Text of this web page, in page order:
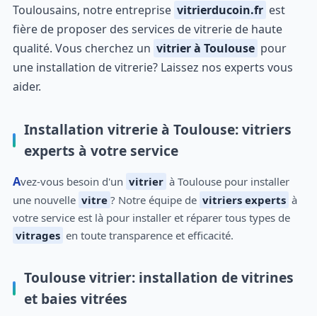
Toulousains, notre entreprise vitrierducoin.fr est
fière de proposer des services de vitrerie de haute
qualité. Vous cherchez un vitrier à Toulouse pour
une installation de vitrerie? Laissez nos experts vous
aider.
Installation vitrerie à Toulouse: vitriers
experts à votre service
Avez-vous besoin d'un vitrier à Toulouse pour installer
une nouvelle vitre ? Notre équipe de vitriers experts à
votre service est là pour installer et réparer tous types de
vitrages en toute transparence et efficacité.
Toulouse vitrier: installation de vitrines
et baies vitrées